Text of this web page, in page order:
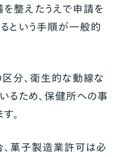
を整えたうえで申請を
という手順が一般的
分、衛生的な動線な
るため、保健所への事
。
菓子製造業許可は必